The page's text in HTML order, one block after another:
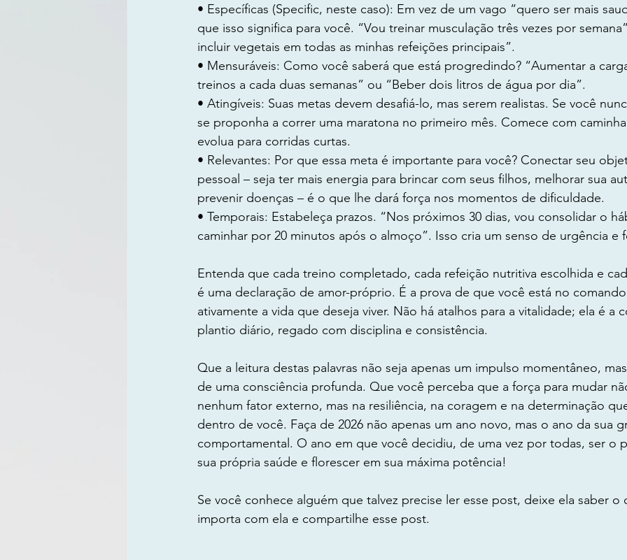
• Específicas (Specific, neste caso): Em vez de um vago “quero ser mais
que isso significa para você. “Vou treinar musculação três vezes por
incluir vegetais em todas as minhas refeições principais”.
• Mensuráveis: Como você saberá que está progredindo? “Aumentar a
treinos a cada duas semanas” ou “Beber dois litros de água por dia”.
• Atingíveis: Suas metas devem desafiá-lo, mas serem realistas. Se você
se proponha a correr uma maratona no primeiro mês. Comece com
evolua para corridas curtas.
• Relevantes: Por que essa meta é importante para você? Conectar seu
pessoal – seja ter mais energia para brincar com seus filhos, melhorar sua
prevenir doenças – é o que lhe dará força nos momentos de dificuldade.
• Temporais: Estabeleça prazos. “Nos próximos 30 dias, vou consolidar o
caminhar por 20 minutos após o almoço”. Isso cria um senso de urgência e
Entenda que cada treino completado, cada refeição nutritiva escolhida e
é uma declaração de amor-próprio. É a prova de que você está no
ativamente a vida que deseja viver. Não há atalhos para a vitalidade; ela é a
plantio diário, regado com disciplina e consistência.
Que a leitura destas palavras não seja apenas um impulso momentâneo,
de uma consciência profunda. Que você perceba que a força para mudar
nenhum fator externo, mas na resiliência, na coragem e na determinação
dentro de você. Faça de 2026 não apenas um ano novo, mas o ano da sua
comportamental. O ano em que você decidiu, de uma vez por todas, ser o
sua própria saúde e florescer em sua máxima potência!
Se você conhece alguém que talvez precise ler esse post, deixe ela saber
importa com ela e compartilhe esse post.